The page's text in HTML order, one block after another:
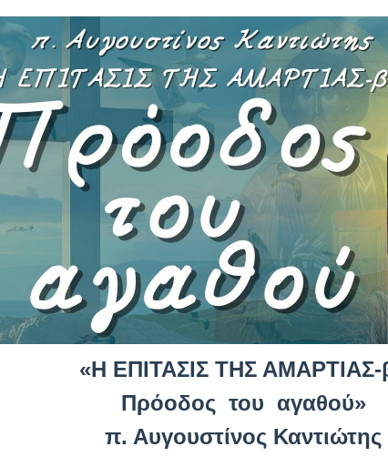
«Η ΕΠΙΤΑΣΙΣ ΤΗΣ ΑΜΑΡΤΙΑΣ-
Πρόοδος του αγαθού»
π. Αυγουστίνος Καντιώτης